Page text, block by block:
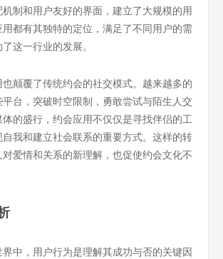
制和用户友好的界面，建立了大规模的用
用都有其独特的定位，满足了不同用户的需
这一行业的发展。
颠覆了传统约会的社交模式。越来越多的
台，突破时空限制，勇敢尝试与陌生人交
的盛行，约会应用不仅仅是寻找伴侣的工
我和建立社会联系的重要方式。这样的转
爱情和关系的新理解，也促使约会文化不
中，用户行为是理解其成功与否的关键因